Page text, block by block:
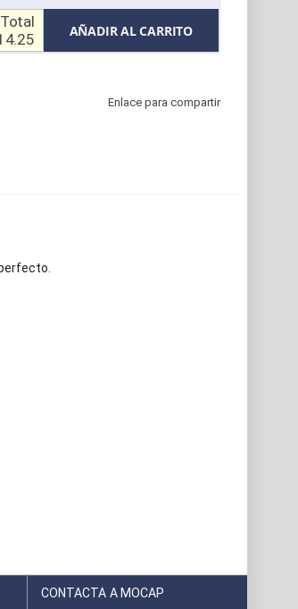
AÑADIR AL CARRITO
Total
Enlace para compartir
CONTACTA A MOCAP